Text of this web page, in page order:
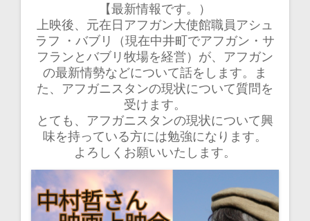
【最新情報です。）
上映後、元在日アフガン大使館職員アシュ
ラフ ・バブリ（現在中井町でアフガン・サ
フランとバブリ牧場を経営）が、アフガン
の最新情勢などについて話をします。ま
た、アフガニスタンの現状について質問を
受けます。
とても、アフガニスタンの現状について興
味を持っている方には勉強になります。
よろしくお願いいたします。